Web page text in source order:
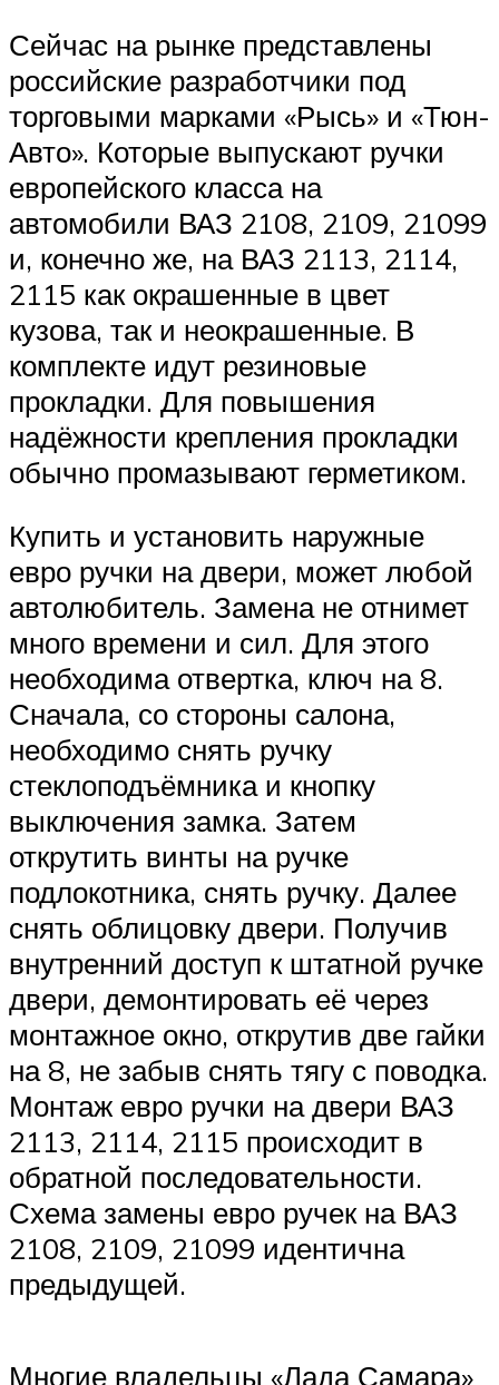
Сейчас на рынке представлены
российские разработчики под
торговыми марками «Рысь» и «Тюн-
Авто». Которые выпускают ручки
европейского класса на
автомобили ВАЗ 2108, 2109, 21099
и, конечно же, на ВАЗ 2113, 2114,
2115 как окрашенные в цвет
кузова, так и неокрашенные. В
комплекте идут резиновые
прокладки. Для повышения
надёжности крепления прокладки
обычно промазывают герметиком.
Купить и установить наружные
евро ручки на двери, может любой
автолюбитель. Замена не отнимет
много времени и сил. Для этого
необходима отвертка, ключ на 8.
Сначала, со стороны салона,
необходимо снять ручку
стеклоподъёмника и кнопку
выключения замка. Затем
открутить винты на ручке
подлокотника, снять ручку. Далее
снять облицовку двери. Получив
внутренний доступ к штатной ручке
двери, демонтировать её через
монтажное окно, открутив две гайки
на 8, не забыв снять тягу с поводка.
Монтаж евро ручки на двери ВАЗ
2113, 2114, 2115 происходит в
обратной последовательности.
Схема замены евро ручек на ВАЗ
2108, 2109, 21099 идентична
предыдущей.
Многие владельцы «Лада Самара»